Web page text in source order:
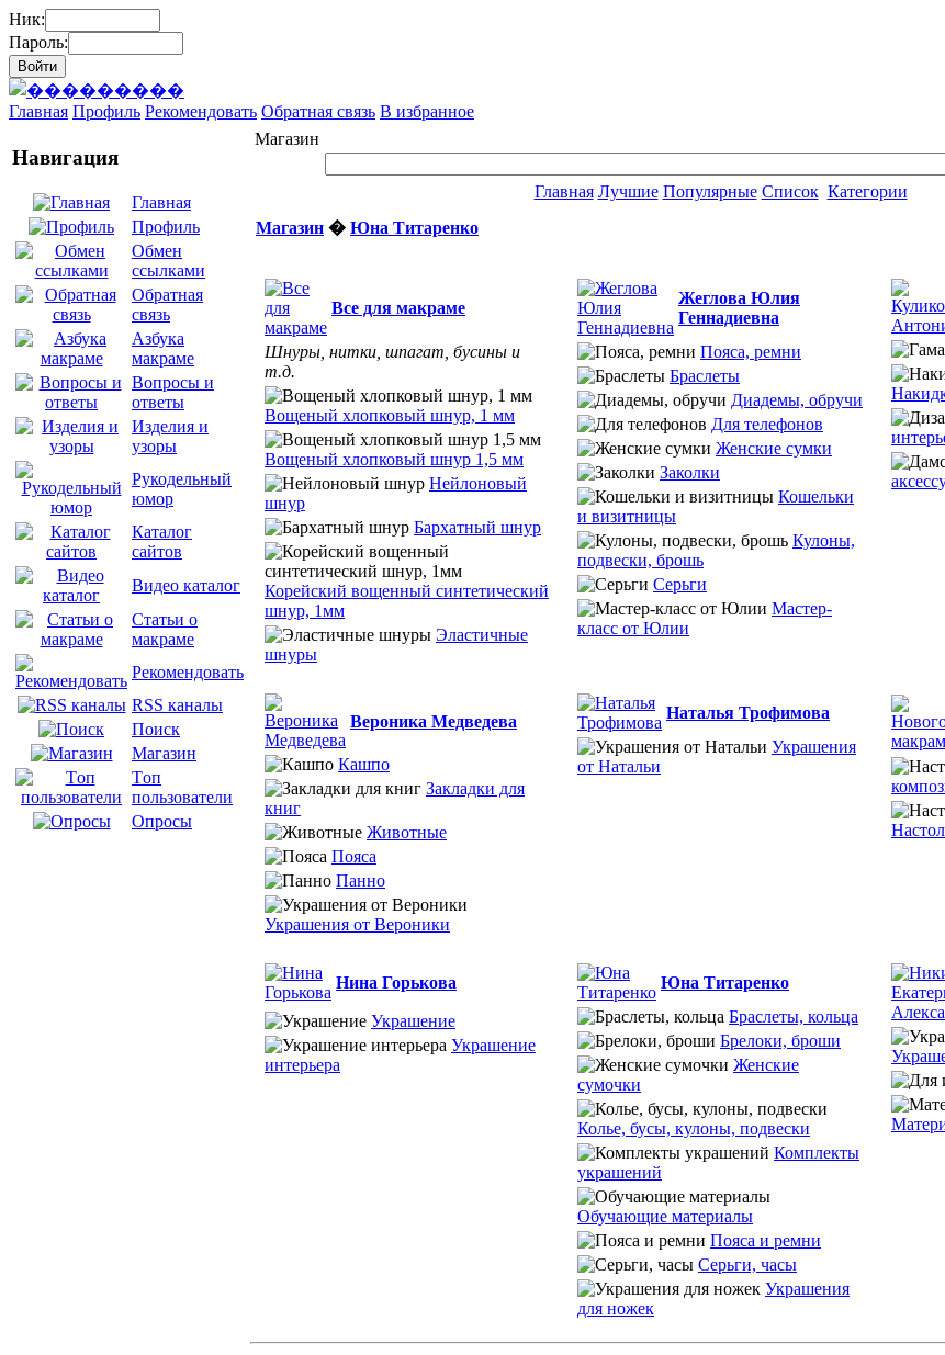
Ник:
Пароль:
Главная Профиль Рекомендовать Обратная связь В избранное
Навигация
Главная
Профиль
Обмен
ссылками
Обратная
связь
Азбука
макраме
Вопросы и
ответы
Изделия и
узоры
Рукодельный
юмор
Каталог
сайтов
Видео каталог
Статьи о
макраме
Рекомендовать
RSS каналы
Поиск
Магазин
Tоп
пользователи
Опросы
Магазин
Главная Лучшие Популярные Список Категории
Магазин � Юна Титаренко
Все для макраме
Шнуры, нитки, шпагат, бусины и
т.д.
Вощеный хлопковый шнур, 1 мм
Вощеный хлопковый шнур 1,5 мм
Нейлоновый
шнур
Бархатный шнур
Корейский вощенный синтетический
шнур, 1мм
Эластичные
шнуры
Жеглова Юлия
Геннадиевна
Пояса, ремни
Браслеты
Диадемы, обручи
Для телефонов
Женские сумки
Заколки
Кошельки
и визитницы
Кулоны,
подвески, брошь
Серьги
Мастер-
класс от Юлии
Вероника Медведева
Кашпо
Закладки для
книг
Животные
Пояса
Панно
Украшения от Вероники
Наталья Трофимова
Украшения
от Натальи
Нина Горькова
Украшение
Украшение
интерьера
Юна Титаренко
Браслеты, кольца
Брелоки, броши
Женские
сумочки
Колье, бусы, кулоны, подвески
Комплекты
украшений
Обучающие материалы
Пояса и ремни
Серьги, часы
Украшения
для ножек